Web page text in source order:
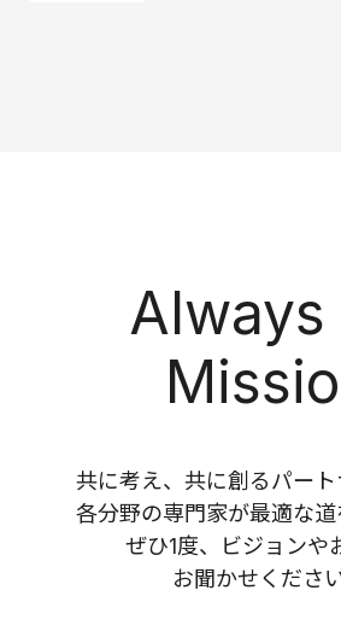
Always
共に考え、共に創るパート
各分野の専門家が最適な道
ぜひ1度、ビジョンや
お聞かせください